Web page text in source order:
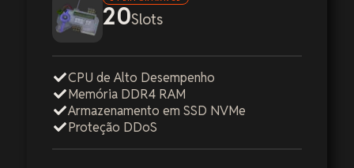
20Slots
CPU de Alto Desempenho
Memória DDR4 RAM
Armazenamento em SSD NVMe
Proteção DDoS